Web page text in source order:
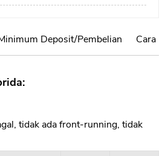
Deposit/Pembelian Cara
tidak ada front-running, tidak